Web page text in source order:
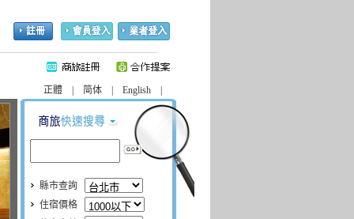
! 正體 | 简体 | English |
縣市查詢
住宿價格